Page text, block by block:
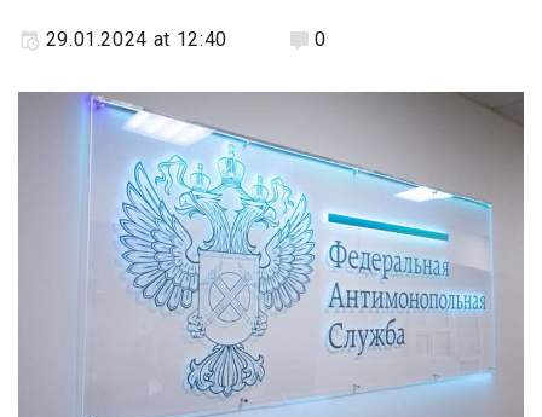
29.01.2024 at 12:40 0